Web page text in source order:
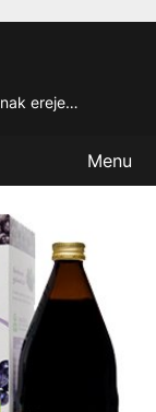
ereje…
Menu